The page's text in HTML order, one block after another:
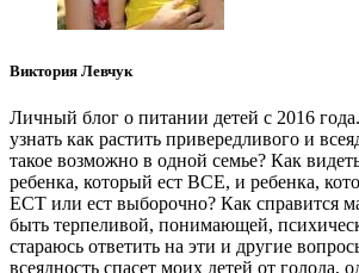
Виктория Левчук
Личный блог о питании детей с 2016
узнать как растить привередливого и
такое возможно в одной семье? Как
ребенка, который ест ВСЕ, и ребенка,
ЕСТ или ест выборочно? Как справится
быть терпеливой, понимающей,
стараюсь ответить на эти и другие
всеядность спасет моих детей от голода,